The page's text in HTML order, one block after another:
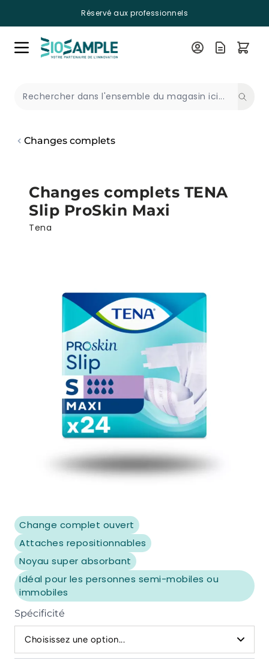
Réservé aux professionnels
Changes complets
Changes complets TENA
Slip ProSkin Maxi
Tena
Change complet ouvert
Attaches repositionnables
Noyau super absorbant
Idéal pour les personnes semi-mobiles ou
immobiles
Spécificité
Choisissez une option...